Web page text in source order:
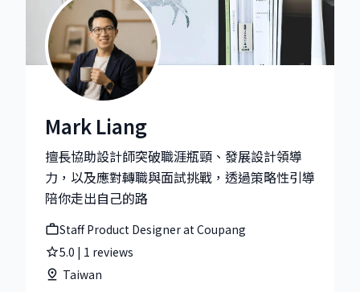
Mark Liang|Staff Product Designer at Coupang
Mark Liang
擅長協助設計師突破職涯瓶頸、發展設計領導
力，以及應對轉職與面試挑戰，透過策略性引導
陪你走出自己的路
Staff Product Designer at Coupang
5.0 | 1 reviews
Taiwan